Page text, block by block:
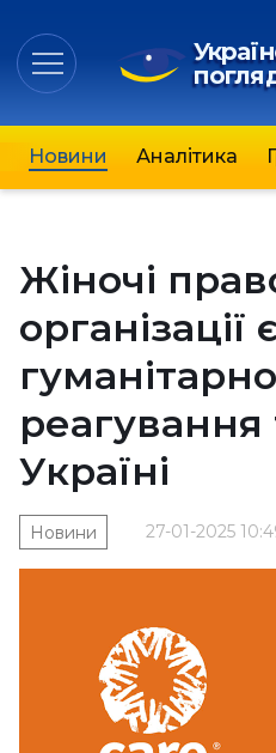
Новини Аналітика
Жіночі
реагування
Україні
27-01-2025
Новини